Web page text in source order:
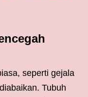
seperti gejala
Tubuh